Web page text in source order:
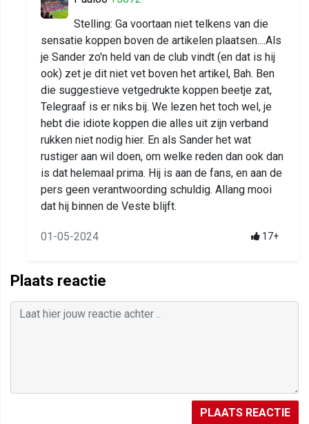
Stelling: Ga voortaan niet telkens van die
sensatie koppen boven de artikelen plaatsen....Als
je Sander zo'n held van de club vindt (en dat is hij
ook) zet je dit niet vet boven het artikel, Bah. Ben
die suggestieve vetgedrukte koppen beetje zat,
Telegraaf is er niks bij. We lezen het toch wel, je
hebt die idiote koppen die alles uit zijn verband
rukken niet nodig hier. En als Sander het wat
rustiger aan wil doen, om welke reden dan ook dan
is dat helemaal prima. Hij is aan de fans, en aan de
pers geen verantwoording schuldig. Allang mooi
dat hij binnen de Veste blijft.
01-05-2024 17+
Plaats reactie
PLAATS REACTIE